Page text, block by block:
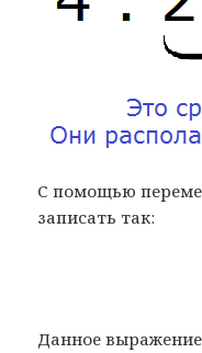
С помощью
записать так:
Данное